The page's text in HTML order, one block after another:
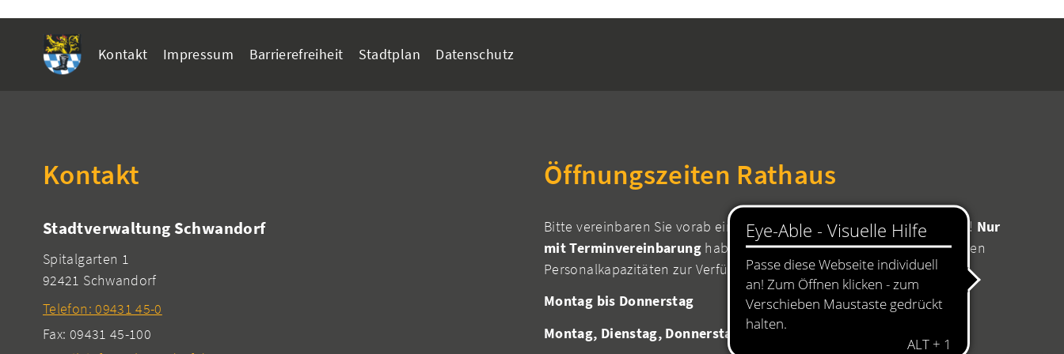
Kontakt Impressum Barrierefreiheit Stadtplan Datenschutz
Kontakt
Stadtverwaltung Schwandorf
Spitalgarten 1
92421 Schwandorf
Telefon: 09431 45-0
Fax: 09431 45-100
Öffnungszeiten Rathaus
Bitte vereinbaren Sie vorab einen Termin mit Ihrer zuständigen Stelle! Nur
mit Terminvereinbarunghaben Sie die Sicherheit, dass für Ihr Anliegen
Personalkapazitäten zur Verfügung stehen.
Montag bis Donnerstag
Montag, Dienstag, Donnerstag
08:00 bis 11:45 Uhr